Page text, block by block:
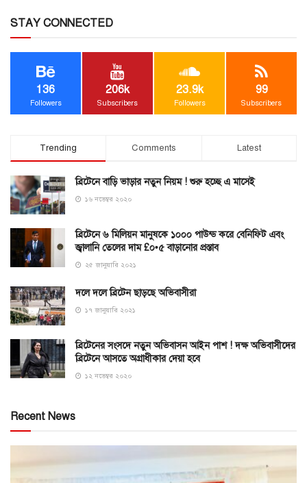
STAY CONNECTED
136
Followers
206k
Subscribers
23.9k
Followers
99
Subscribers
Trending Comments Latest
ব্রিটেনে বাড়ি ভাড়ার নতুন নিয়ম ! শুরু হচ্ছে এ মাসেই
১৬ নভেম্বর ২০২০
ব্রিটেনে ৬ মিলিয়ন মানুষকে ১০০০ পাউন্ড করে বেনিফিট এবং
জ্বালানি তেলের দাম £০•৫ বাড়ানোর প্রস্তাব
২৫ জানুয়ারি ২০২১
দলে দলে ব্রিটেন ছাড়ছে অভিবাসীরা
১৭ জানুয়ারি ২০২১
ব্রিটেনের সংসদে নতুন অভিবাসন আইন পাশ ! দক্ষ অভিবাসীদের
ব্রিটেনে আসতে অগ্রাধীকার দেয়া হবে
১২ নভেম্বর ২০২০
Recent News